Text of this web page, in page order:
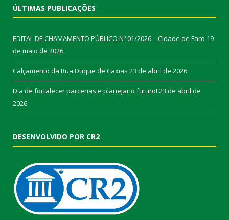
ÚLTIMAS PUBLICAÇÕES
EDITAL DE CHAMAMENTO PÚBLICO Nº 01/2026 – Cidade de Faro 19
de maio de 2026
Calçamento da Rua Duque de Caxias 23 de abril de 2026
Dia de fortalecer parcerias e planejar o futuro! 23 de abril de
2026
DESENVOLVIDO POR CR2